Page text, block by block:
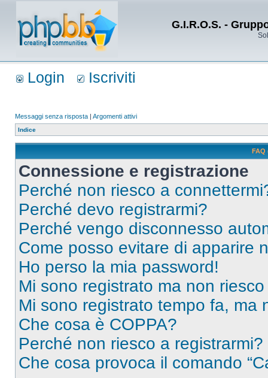
G.I.R.O.S. -
Login Iscriviti
Messaggi senza risposta | Argomenti attivi
Indice
FAQ
Connessione e registrazione
Perché non riesco a
Perché devo registrarmi?
Perché vengo disconnesso
Come posso evitare di apparire
Ho perso la mia password!
Mi sono registrato ma non
Mi sono registrato tempo fa, ma
Che cosa è COPPA?
Perché non riesco a registrarmi?
Che cosa provoca il comando